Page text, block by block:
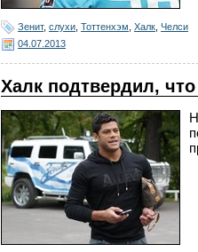
Зенит, слухи Тоттенхэм Халк Челси
04.07.2013
Халк подтвердил,